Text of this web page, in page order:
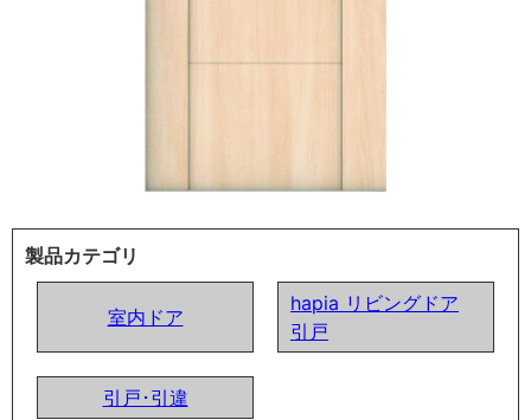
製品カテゴリ
室内ドア
hapia リビングドア
引戸
引戸･引違